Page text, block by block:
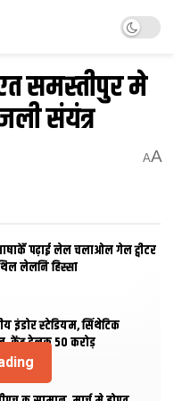
समस्‍तीपुर मे
संयंत्र
AA
पढ़ाई लेल चलाओल गेल ट्वीटर
लेलनि हिस्सा
इंडोर स्‍टेडि‍यम, सिंथेटिक
केंद्र देलक 50 करोड़